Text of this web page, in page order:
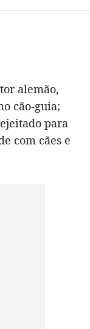
alemão,
cão-guia;
para
com cães e